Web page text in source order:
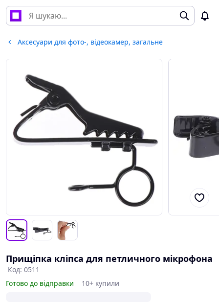
Аксесуари для фото-, відеокамер, загальне
Прищіпка кліпса для петличного мікрофона
Код: 0511
Готово до відправки
10+ купили